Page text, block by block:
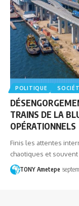
POLITIQUE
TRAINS DE LA
OPÉRATIONNELS
Finis les attentes
chaotiques et
TONY Ametepe